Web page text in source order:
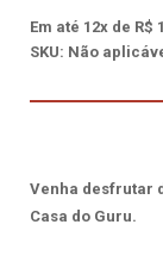
Em até 12x de R$
SKU: Não
Venha desfrutar
Casa do Guru.